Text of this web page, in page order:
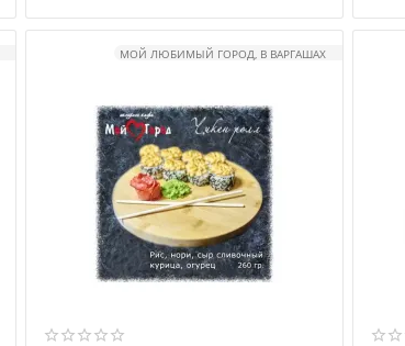
МОЙ ЛЮБИМЫЙ ГОРОД, В ВАРГАШАХ